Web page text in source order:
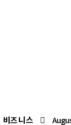
비즈니스